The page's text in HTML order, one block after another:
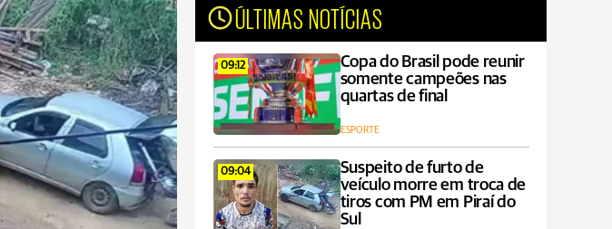
ÚLTIMAS NOTÍCIAS
09:12
Copa do Brasil pode reunir
somente campeões nas
quartas de final
ESPORTE
09:04
Suspeito de furto de
veículo morre em troca de
tiros com PM em Piraí do
Sul